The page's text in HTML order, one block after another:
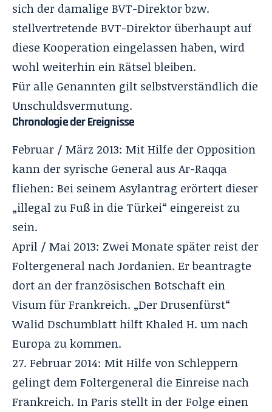
sich der damalige BVT-Direktor bzw.
stellvertretende BVT-Direktor überhaupt auf
diese Kooperation eingelassen haben, wird
wohl weiterhin ein Rätsel bleiben.
Für alle Genannten gilt selbstverständlich die
Unschuldsvermutung.
Chronologie der Ereignisse
Februar / März 2013: Mit Hilfe der Opposition
kann der syrische General aus Ar-Raqqa
fliehen: Bei seinem Asylantrag erörtert dieser
„illegal zu Fuß in die Türkei“ eingereist zu
sein.
April / Mai 2013: Zwei Monate später reist der
Foltergeneral nach Jordanien. Er beantragte
dort an der französischen Botschaft ein
Visum für Frankreich. „Der Drusenfürst“
Walid Dschumblatt hilft Khaled H. um nach
Europa zu kommen.
27. Februar 2014: Mit Hilfe von Schleppern
gelingt dem Foltergeneral die Einreise nach
Frankreich. In Paris stellt in der Folge einen